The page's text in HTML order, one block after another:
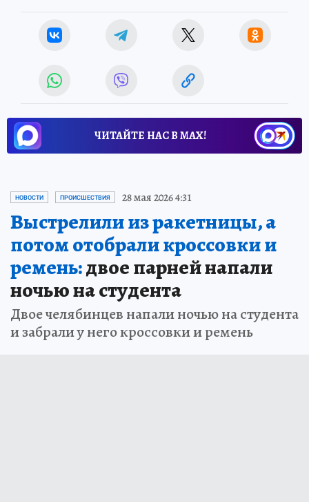
ЧИТАЙТЕ НАС В МАХ!
НОВОСТИ ПРОИСШЕСТВИЯ 28 мая 2026 4:31
Выстрелили из ракетницы, а
потом отобрали кроссовки и
ремень:двое парней напали
ночью на студента
Двое челябинцев напали ночью на студента
и забрали у него кроссовки и ремень